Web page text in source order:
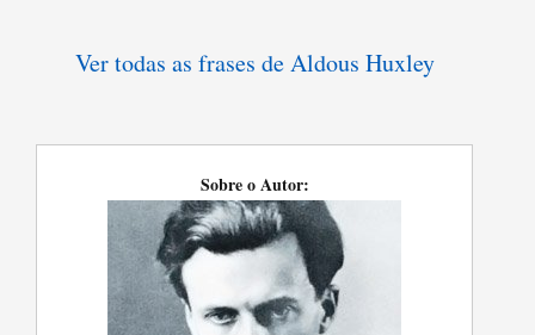
Ver todas as frases de Aldous Huxley
Sobre o Autor: